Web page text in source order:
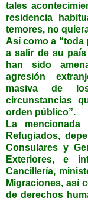
tales
residencia
temores, no
Así como a “toda
a salir de su
han sido
agresión
masiva de
circunstancias
orden público”.
La
Refugiados,
Consulares y
Exteriores, e
Cancillería,
Migraciones, así
de derechos